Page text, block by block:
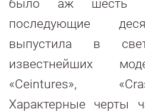
было аж шесть
последующие
выпустила в
известнейших
«Ceintures»,
Характерные черты